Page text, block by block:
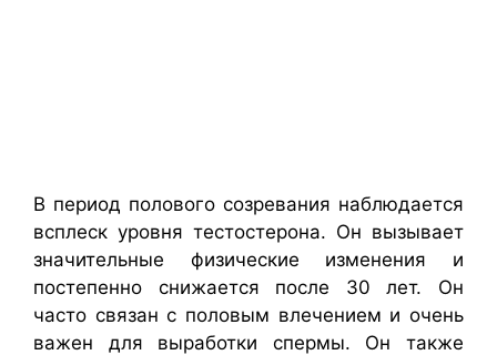
В период полового созревания наблюдается
всплеск уровня тестостерона. Он вызывает
значительные физические изменения и
постепенно снижается после 30 лет. Он
часто связан с половым влечением и очень
важен для выработки спермы. Он также